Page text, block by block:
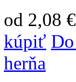
od 2,08 €
kúpiť
herňa